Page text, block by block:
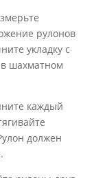
рулонов
укладку с
шахматном
каждый
должен